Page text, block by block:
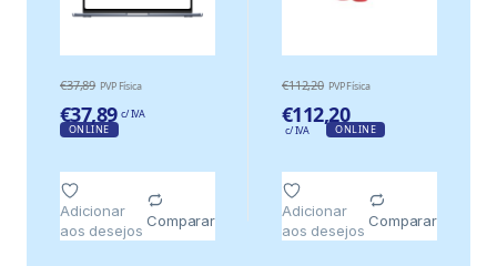
€37,89 PVP Física
€37,89 c/ IVA
ONLINE
Adicionar
aos desejos
Comparar
€112,20 PVP Física
€112,20
c/ IVA ONLINE
Adicionar
aos desejos
Comparar